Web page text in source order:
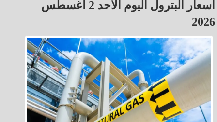
أسعار البترول اليوم الأحد 2 أغسطس
2026